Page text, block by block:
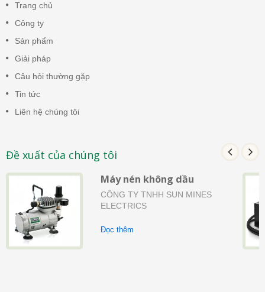
Trang chủ
Công ty
Sản phẩm
Giải pháp
Câu hỏi thường gặp
Tin tức
Liên hệ chúng tôi
Đề xuất của chúng tôi
Máy nén không dầu
CÔNG TY TNHH SUN MINES
ELECTRICS
Đọc thêm